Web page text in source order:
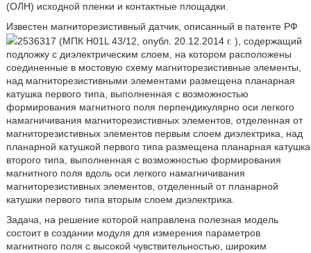
(ОЛН) исходной пленки и контактные площадки.
Известен магниторезистивный датчик, описанный в патенте РФ
2536317 (МПК H01L 43/12, опубл. 20.12.2014 г. ), содержащий
подложку с диэлектрическим слоем, на котором расположены
соединенные в мостовую схему магниторезистивные элементы,
над магниторезистивными элементами размещена планарная
катушка первого типа, выполненная с возможностью
формирования магнитного поля перпендикулярно оси легкого
намагничивания магниторезистивных элементов, отделенная от
магниторезистивных элементов первым слоем диэлектрика, над
планарной катушкой первого типа размещена планарная катушка
второго типа, выполненная с возможностью формирования
магнитного поля вдоль оси легкого намагничивания
магниторезистивных элементов, отделенный от планарной
катушки первого типа вторым слоем диэлектрика.
Задача, на решение которой направлена полезная модель
состоит в создании модуля для измерения параметров
магнитного поля с высокой чувствительностью, широким